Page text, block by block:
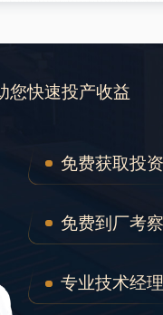
您快速投产收益
免费获取投
免费到厂考
专业技术经